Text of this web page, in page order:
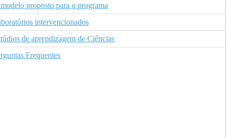
proposto para o programa
intervencionados
de aprendizagem de Ciências
Frequentes